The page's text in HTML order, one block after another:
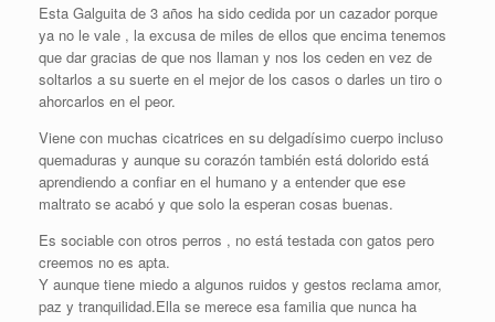
Esta Galguita de 3 años ha sido cedida por un cazador porque
ya no le vale , la excusa de miles de ellos que encima tenemos
que dar gracias de que nos llaman y nos los ceden en vez de
soltarlos a su suerte en el mejor de los casos o darles un tiro o
ahorcarlos en el peor.
Viene con muchas cicatrices en su delgadísimo cuerpo incluso
quemaduras y aunque su corazón también está dolorido está
aprendiendo a confiar en el humano y a entender que ese
maltrato se acabó y que solo la esperan cosas buenas.
Es sociable con otros perros , no está testada con gatos pero
creemos no es apta.
Y aunque tiene miedo a algunos ruidos y gestos reclama amor,
paz y tranquilidad.Ella se merece esa familia que nunca ha